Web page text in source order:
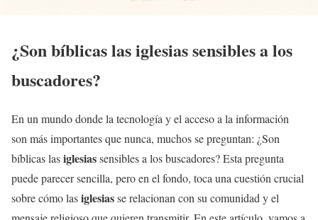
¿Son bíblicas lasiglesiassensibles a los
buscadores?
En un mundo donde la tecnología y el acceso a la información
son más importantes que nunca, muchos se preguntan: ¿Son
bíblicas lasiglesiassensibles a los buscadores? Esta pregunta
puede parecer sencilla, pero en el fondo, toca una cuestión crucial
sobre cómo lasiglesiasse relacionan con su comunidad y el